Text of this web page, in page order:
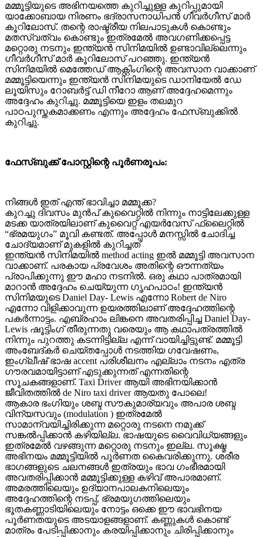
മമ്മൂട്ടിയുടെ അഭിനയത്തെ കുറിച്ചുള്ള കുറിപ്പുമായി
യാക്കോബായ നിരണം ഭദ്രാസനാധിപന്‍ ഗീവര്‍ഗീസ് മാര്‍
കൂറിലോസ്. തന്റെ രാഷ്ട്രീയ നിലപാടുകള്‍ കൊണ്ടും
മതസ്വത്വം കൊണ്ടും ഇത്രമേല്‍ അവഗണിക്കപ്പെട്ട
മറ്റൊരു നടനും ഇന്ത്യന്‍ സിനിമയില്‍ ഉണ്ടാവില്ലെന്നും
ഗീവര്‍ഗീസ് മാര്‍ കൂറിലോസ് പറഞ്ഞു. ഇന്ത്യന്‍
സിനിമയില്‍ മെത്തേഡ് ആക്റ്റിംഗിന്റെ അവസാന വാക്കാണ്
മമ്മൂട്ടിയെന്നും ഇന്ത്യന്‍ സിനിമയുടെ ഡാനിയേല്‍ ഡേ
ലൂയിസും റോബര്‍ട്ട് ഡി നീറോ ആണ് അദ്ദേഹമെന്നും
അദ്ദേഹം കുറിച്ചു. മമ്മൂട്ടിയെ ഇളം തലമുറ
പാഠപുസ്തകമാക്കണം എന്നും അദ്ദേഹം ഫേസ്ബുക്കില്‍
കുറിച്ചു.
ഫേസ്ബുക്ക് പോസ്റ്റിന്റെ പൂർണരൂപം:
നിങ്ങൾ ഇത് എന്ത് ഭാവിച്ചാ മമ്മൂക്ക?
കുറച്ചു ദിവസം മുൻപ് കുവൈറ്റിൽ നിന്നും നാട്ടിലേക്കുള്ള
മടക്ക യാത്രയിലാണ് കുവൈറ്റ്‌ എയർവേസ് ഫ്ലൈറ്റിൽ
“ഭ്രമയുഗം” മൂവി കണ്ടത്. അപ്പോൾ മനസ്സിൽ ചോദിച്ച
ചോദ്യമാണ് മുകളിൽ കുറിച്ചത്
ഇന്ത്യൻ സിനിമയിൽ method acting ഇൽ മമ്മൂട്ടി അവസാന
വാക്കാണ്. പരകായ പ്രവേശം അതിന്റെ ഔന്നത്യം
പ്രാപിക്കുന്നു ഈ മഹാ നടനിൽ. ഒരു കഥാ പാത്രമായി
മാറാൻ അദ്ദേഹം ചെയ്യുന്ന ഗൃഹപാഠം! ഇന്ത്യൻ
സിനിമയുടെ Daniel Day- Lewis എന്നോ Robert de Niro
എന്നോ വിളിക്കാവുന്ന ഉയരത്തിലാണ് അദ്ദേഹത്തിന്റെ
പകർന്നാട്ടം. എബ്രഹാം ലിങ്കനെ അവതരിപ്പിച്ച Daniel Day-
Lewis ഷൂട്ടിംഗ് തീരുന്നതു വരെയും ആ കഥാപത്രത്തിൽ
നിന്നും പുറത്തു കടന്നിട്ടില്ല എന്ന് വായിച്ചിട്ടുണ്ട്. മമ്മൂട്ടി
അംബേദ്കർ ചെയ്തപ്പോൾ നടത്തിയ ഗവേഷണം,
ഇംഗ്ലീഷ് ഭാഷ accent പരിശീലനം എല്ലാം നടനം എത്ര
ഗൗരവമായിട്ടാണ് എടുക്കുന്നത് എന്നതിന്റെ
സൂചകങ്ങളാണ്. Taxi Driver ആയി അഭിനയിക്കാൻ
ജീവിതത്തിൽ de Niro taxi driver ആയതു പോലെ!
ആകാര ഭംഗിയും ശബ്ദ സൗകുമാര്യവും അപാര ശബ്ദ
വിന്യസവും (modulation ) ഇത്രമേൽ
സാമാന്വയിച്ചിരിക്കുന്ന മറ്റൊരു നടനെ നമുക്ക്
സങ്കൽപ്പിക്കാൻ കഴിയില്ല. ഭാഷയുടെ വൈവിധ്യങ്ങളും
ഇത്രമേൽ വഴങ്ങുന്ന മറ്റൊരു നടനും ഇല്ല. സൂക്ഷ്മ
അഭിനയം മമ്മൂട്ടിയിൽ പൂർണത കൈവരിക്കുന്നു. ശരീര
ഭാഗങ്ങളുടെ ചലനങ്ങൾ ഇത്രയും ഭാവ ഗംഭീരമായി
അവതരിപ്പിക്കാൻ മമ്മൂട്ടിക്കുള്ള കഴിവ് അപാരമാണ്.
അമരത്തിലെയും ഉദ്യാനപാലകനിലെയും
അദ്ദേഹത്തിന്റെ നടപ്പ്, ഭ്രമയുഗത്തിലെയും
ഭൂതകണ്ണാടിയിലെയും നോട്ടം ഒക്കെ ഈ ഭാവഭിനയ
പൂർണതയുടെ അടയാളങ്ങളാണ്. കണ്ണുകൾ കൊണ്ട്
മാത്രം പേടിപ്പിക്കാനും കരയിപ്പിക്കാനും ചിരിപ്പിക്കാനും